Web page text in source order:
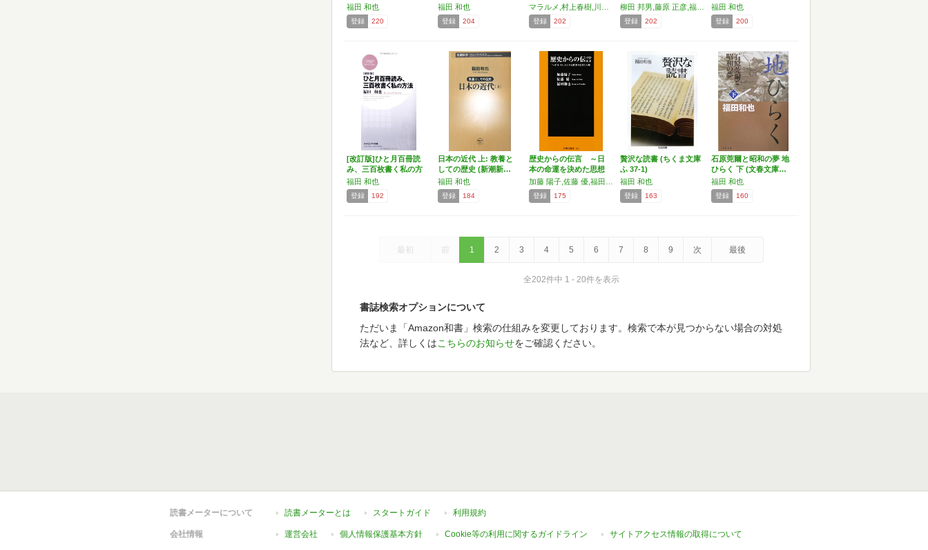
福田 和也
登録 220
福田 和也
登録 204 登録 202 登録 202
福田 和也
登録 200
[改訂版]ひと月百冊読
み、三百枚書く私の方
法…
福田 和也
登録 192
日本の近代 上: 教養と
しての歴史 (新潮新…
福田 和也
登録 184
歴史からの伝言 ～日
本の命運を決めた思想
と行…
登録 175
贅沢な読書 (ちくま文庫
ふ 37-1)
福田 和也
登録 163
石原莞爾と昭和の夢 地
ひらく 下 (文春文庫…
福田 和也
登録 160
最初 前 1 2 3 4 5 6 7 8 9 次 最後
全202件中 1 - 20件を表示
書誌検索オプションについて
ただいま「Amazon和書」検索の仕組みを変更しております。検索で本が見つからない場合の対処
法など、詳しくはこちらのお知らせをご確認ください。
読書メーターについて 読書メーターとは スタートガイド 利用規約
会社情報 運営会社 個人情報保護基本方針 Cookie等の利用に関するガイドライン サイトアクセス情報の取得について